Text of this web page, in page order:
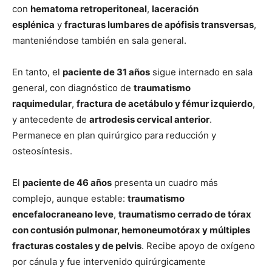
con hematoma retroperitoneal, laceración
esplénica y fracturas lumbares de apófisis transversas,
manteniéndose también en sala general.
En tanto, el paciente de 31 años sigue internado en sala
general, con diagnóstico de traumatismo
raquimedular, fractura de acetábulo y fémur izquierdo,
y antecedente de artrodesis cervical anterior.
Permanece en plan quirúrgico para reducción y
osteosíntesis.
El paciente de 46 años presenta un cuadro más
complejo, aunque estable: traumatismo
encefalocraneano leve, traumatismo cerrado de tórax
con contusión pulmonar, hemoneumotórax y múltiples
fracturas costales y de pelvis. Recibe apoyo de oxígeno
por cánula y fue intervenido quirúrgicamente